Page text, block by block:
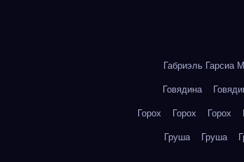
Габриэль Гарсиа
Говядина
Горох Горох Горох
Груша Груша